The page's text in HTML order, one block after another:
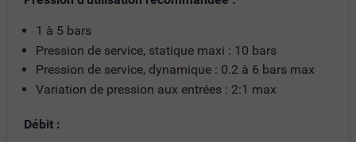
1 à 5 bars
Pression de service, statique maxi : 10 bars
Pression de service, dynamique : 0.2 à 6 bars max
Variation de pression aux entrées : 2:1 max
Débit :